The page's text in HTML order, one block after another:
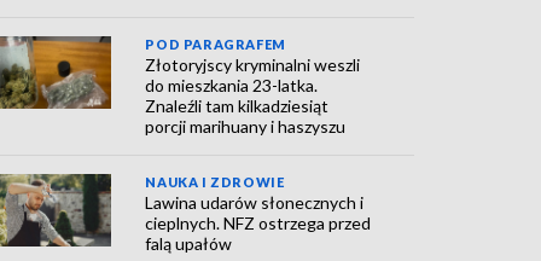
POD PARAGRAFEM
Złotoryjscy kryminalni weszli
do mieszkania 23-latka.
Znaleźli tam kilkadziesiąt
porcji marihuany i haszyszu
NAUKA I ZDROWIE
Lawina udarów słonecznych i
cieplnych. NFZ ostrzega przed
falą upałów